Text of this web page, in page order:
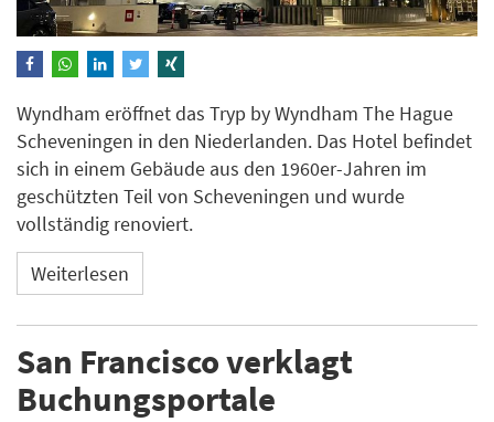
Wyndham eröffnet das Tryp by Wyndham The Hague
Scheveningen in den Niederlanden. Das Hotel befindet
sich in einem Gebäude aus den 1960er-Jahren im
geschützten Teil von Scheveningen und wurde
vollständig renoviert.
Weiterlesen
San Francisco verklagt
Buchungsportale